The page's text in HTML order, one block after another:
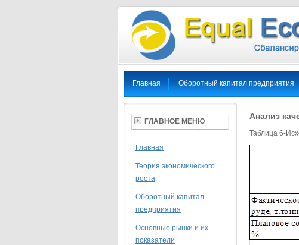
Главная Оборотный капитал предприятия
Анализ
Таблица 6-
ГЛАВНОЕ МЕНЮ
Главная
Теория экономического
роста
Оборотный капитал
предприятия
Основные рынки и их
показатели